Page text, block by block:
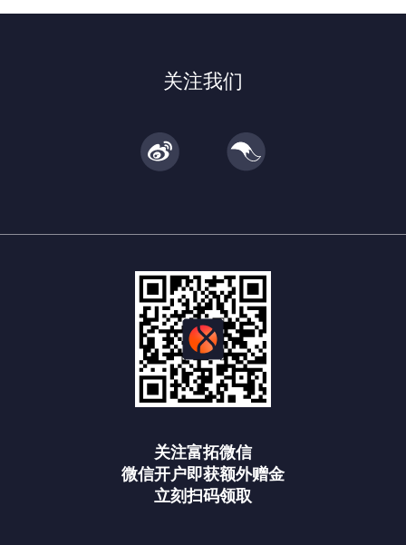
关注我们
关注富拓微信
微信开户即获额外赠金
立刻扫码领取